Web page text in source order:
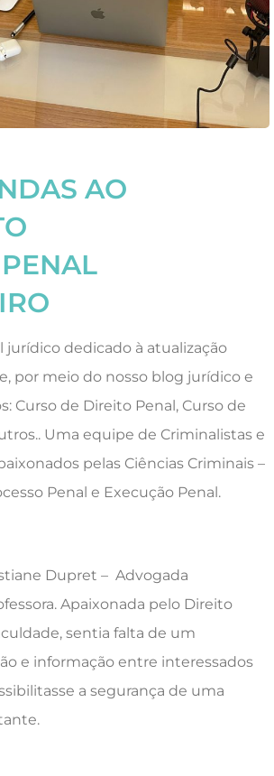
AO
jurídico dedicado à atualização
por meio do nosso blog jurídico e
Curso de Direito Penal, Curso de
Uma equipe de Criminalistas e
pelas Ciências Criminais –
Penal e Execução Penal.
Dupret – Advogada
Apaixonada pelo Direito
sentia falta de um
e informação entre interessados
a segurança de uma